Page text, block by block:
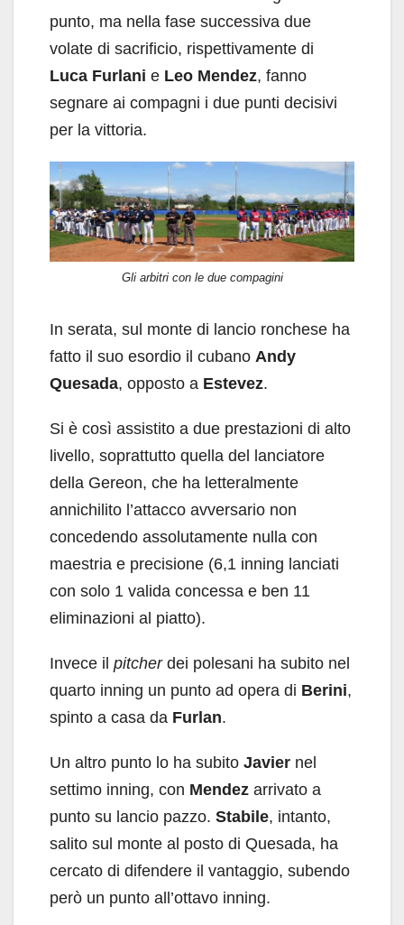
punto, ma nella fase successiva due
volate di sacrificio, rispettivamente di
Luca Furlani e Leo Mendez, fanno
segnare ai compagni i due punti decisivi
per la vittoria.
Gli arbitri con le due compagini
In serata, sul monte di lancio ronchese ha
fatto il suo esordio il cubano Andy
Quesada, opposto a Estevez.
Si è così assistito a due prestazioni di alto
livello, soprattutto quella del lanciatore
della Gereon, che ha letteralmente
annichilito l’attacco avversario non
concedendo assolutamente nulla con
maestria e precisione (6,1 inning lanciati
con solo 1 valida concessa e ben 11
eliminazioni al piatto).
Invece il pitcherdei polesani ha subito nel
quarto inning un punto ad opera di Berini,
spinto a casa da Furlan.
Un altro punto lo ha subito Javier nel
settimo inning, con Mendez arrivato a
punto su lancio pazzo. Stabile, intanto,
salito sul monte al posto di Quesada, ha
cercato di difendere il vantaggio, subendo
però un punto all’ottavo inning.